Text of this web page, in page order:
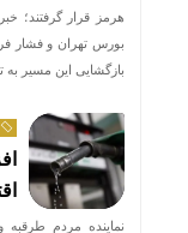
هرمز قرار گرفتند؛
بورس تهران و فشار
بازگشایی این مسیر به
نماینده مردم